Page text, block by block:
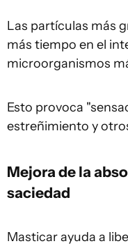
Las partículas más
más tiempo en el
microorganismos
Esto provoca
estreñimiento y
Mejora de la
saciedad
Masticar ayuda a